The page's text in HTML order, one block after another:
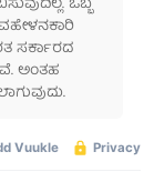
ಸರ್ಕಾರದ
ಅಂತಹ